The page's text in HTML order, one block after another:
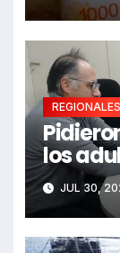
REGIONALES
los
JUL 30,